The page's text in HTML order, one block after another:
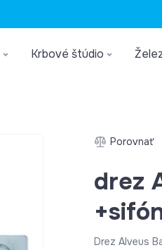
Krbové štúdio
Porovnať
drez
Drez Alveus